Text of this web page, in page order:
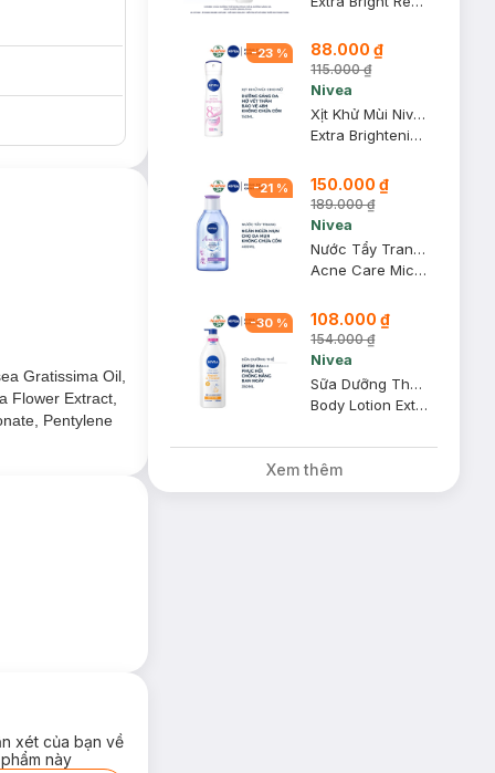
Gratissima Oil,
Flower Extract,
Pentylene
xét của bạn về
này
-23 % 88.000 ₫
115.000 ₫
Nivea
Xịt Khử Mùi Nivea Cho Nữ Sáng Da, Mờ Vết Thâm 150ml
Extra Brightening 8 Super Food Spray - Vitamin C
-21 % 150.000 ₫
189.000 ₫
Nivea
Nước Tẩy Trang Nivea Ngăn Ngừa Mụn 400ml
Acne Care Micellar Water
-30 % 108.000 ₫
154.000 ₫
Nivea
Sữa Dưỡng Thể Nivea Phục Hồi & Chống Nắng Ban Ngày 350ml
Body Lotion Extra Bright Repair & Protect SPF30 PA+++
Xem thêm